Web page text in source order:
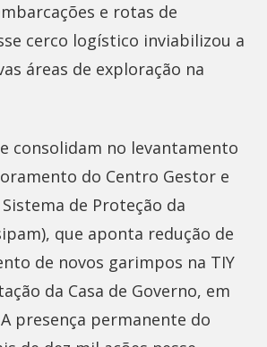
e rotas de
cerco logístico inviabilizou a
áreas de exploração na
consolidam no levantamento
do Centro Gestor e
de Proteção da
que aponta redução de
de novos garimpos na TIY
da Casa de Governo, em
presença permanente do